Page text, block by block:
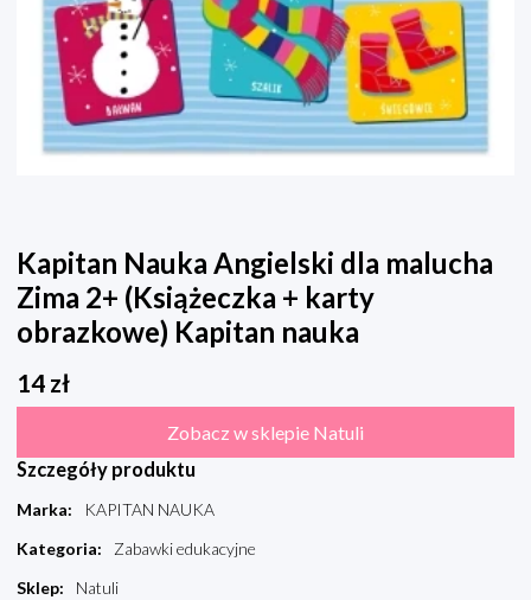
Kapitan Nauka Angielski dla malucha
Zima 2+ (Książeczka + karty
obrazkowe) Kapitan nauka
14 zł
Zobacz w sklepie Natuli
Szczegóły produktu
Marka:
KAPITAN NAUKA
Kategoria:
Zabawki edukacyjne
Sklep:
Natuli